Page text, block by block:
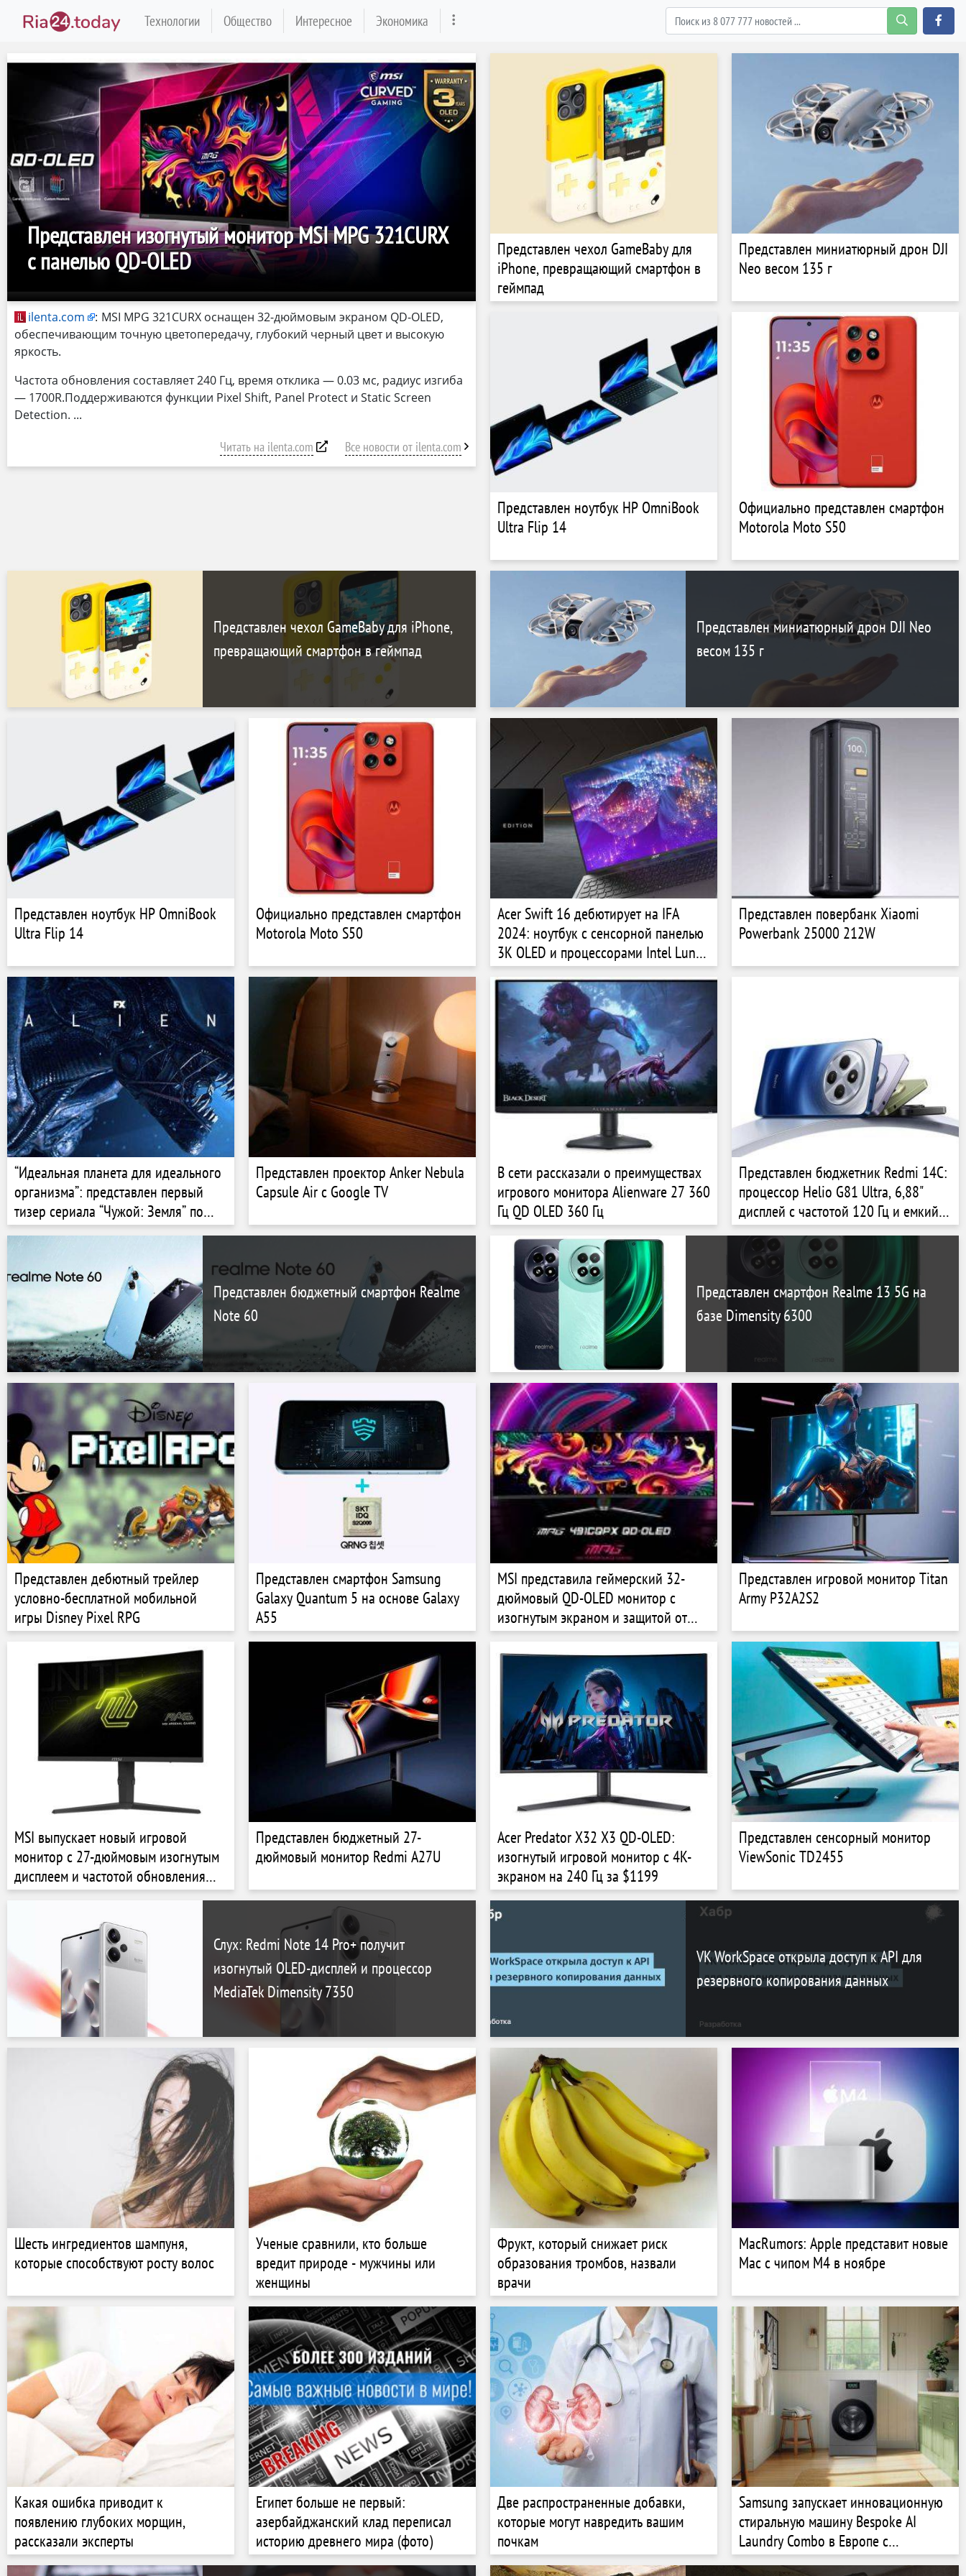
Технологии Общество Интересное Экономика
Представлен изогнутый монитор MSI MPG 321CURX
с панелью QD-OLED
ilenta.com : MSI MPG 321CURX оснащен 32-дюймовым экраном QD-OLED,
обеспечивающим точную цветопередачу, глубокий черный цвет и высокую
яркость.
Частота обновления составляет 240 Гц, время отклика — 0.03 мс, радиус изгиба
— 1700R.Поддерживаются функции Pixel Shift, Panel Protect и Static Screen
Detection.
Читать на ilenta.com Все новости от ilenta.com
Представлен чехол GameBaby для
iPhone, превращающий смартфон в
геймпад
Представлен миниатюрный дрон DJI
Neo весом 135 г
Представлен ноутбук HP OmniBook
Ultra Flip 14
Официально представлен смартфон
Motorola Moto S50
Представлен чехол GameBaby для iPhone,
превращающий смартфон в геймпад
Представлен миниатюрный дрон DJI Neo
весом 135 г
Представлен ноутбук HP OmniBook
Ultra Flip 14
Официально представлен смартфон
Motorola Moto S50
Acer Swift 16 дебютирует на IFA
2024: ноутбук с сенсорной панелью
3K OLED и процессорами Intel Lunar
Lake от €1299
Представлен повербанк Xiaomi
Powerbank 25000 212W
“Идеальная планета для идеального
организма”: представлен первый
тизер сериала “Чужой: Земля” по
сценарию Ридли Скотта
Представлен проектор Anker Nebula
Capsule Air с Google TV
В сети рассказали о преимуществах
игрового монитора Alienware 27 360
Гц QD OLED 360 Гц
Представлен бюджетник Redmi 14C:
процессор Helio G81 Ultra, 6,88"
дисплей с частотой 120 Гц и емкий
аккумулятор за $130
Представлен бюджетный смартфон Realme
Note 60
Представлен смартфон Realme 13 5G на
базе Dimensity 6300
Представлен дебютный трейлер
условно-бесплатной мобильной
игры Disney Pixel RPG
Представлен смартфон Samsung
Galaxy Quantum 5 на основе Galaxy
A55
MSI представила геймерский 32-
дюймовый QD-OLED монитор с
изогнутым экраном и защитой от
выгорания
Представлен игровой монитор Titan
Army P32A2S2
MSI выпускает новый игровой
монитор с 27-дюймовым изогнутым
дисплеем и частотой обновления
180 Гц
Представлен бюджетный 27-
дюймовый монитор Redmi A27U
Acer Predator X32 X3 QD-OLED:
изогнутый игровой монитор с 4K-
экраном на 240 Гц за $1199
Представлен сенсорный монитор
ViewSonic TD2455
Слух: Redmi Note 14 Pro+ получит
изогнутый OLED-дисплей и процессор
MediaTek Dimensity 7350
VK WorkSpace открыла доступ к API для
резервного копирования данных
Шесть ингредиентов шампуня,
которые способствуют росту волос
Ученые сравнили, кто больше
вредит природе - мужчины или
женщины
Фрукт, который снижает риск
образования тромбов, назвали
врачи
MacRumors: Apple представит новые
Mac с чипом M4 в ноябре
Какая ошибка приводит к
появлению глубоких морщин,
рассказали эксперты
Египет больше не первый:
азербайджанский клад переписал
историю древнего мира (фото)
Две распространенные добавки,
которые могут навредить вашим
почкам
Samsung запускает инновационную
стиральную машину Bespoke AI
Laundry Combo в Европе с
функциями искусственного